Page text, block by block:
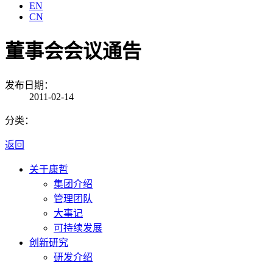
EN
CN
董事会会议通告
发布日期：
2011-02-14
分类：
返回
关于康哲
集团介绍
管理团队
大事记
可持续发展
创新研究
研发介绍